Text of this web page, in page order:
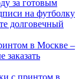
за готовым
на футболку
долговечный
в Москве –
заказать
с принтом в